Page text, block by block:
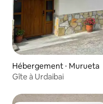
Hébergement ⋅ Murueta
Gîte à Urdaibai